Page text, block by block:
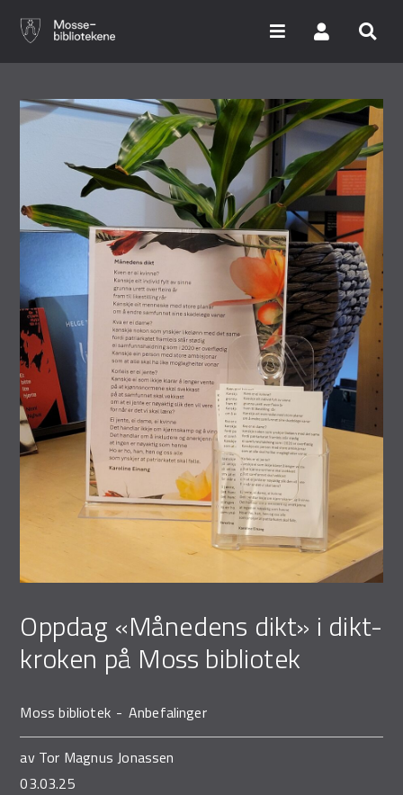
Arrangementer
Bibliotekene
Nyheter
Digitale tjenester
Vi tilbyr
Søk i våre databaser
hovedinnhold
Oppdag «Månedens dikt» i dikt-
kroken på Moss bibliotek
Moss bibliotek Anbefalinger
av Tor Magnus Jonassen
03.03.25